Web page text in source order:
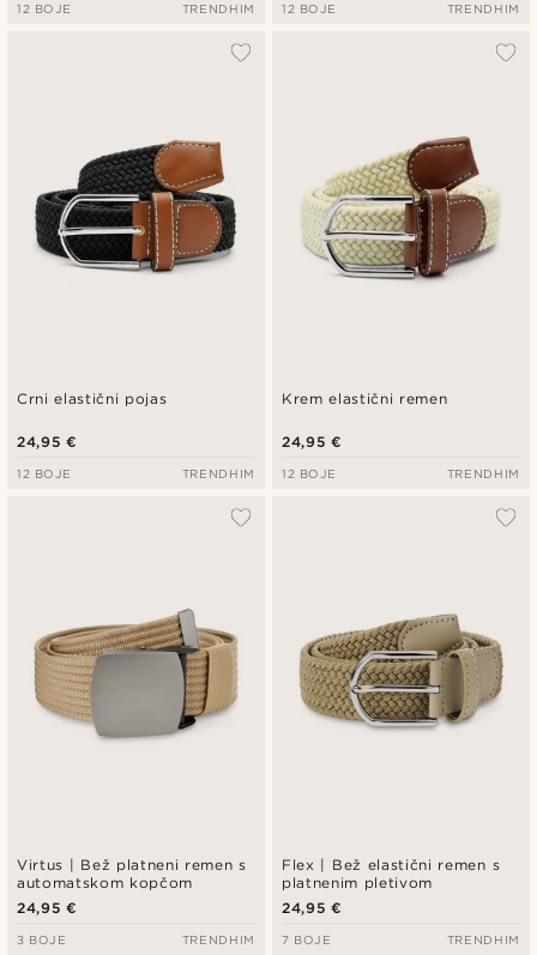
12 BOJE TRENDHIM 12 BOJE TRENDHIM
Crni elastični pojas
24,95 €
12 BOJE TRENDHIM
Krem elastični remen
24,95 €
12 BOJE TRENDHIM
Virtus | Bež platneni remen s
automatskom kopčom
24,95 €
3 BOJE TRENDHIM
Flex | Bež elastični remen s
platnenim pletivom
24,95 €
7 BOJE TRENDHIM